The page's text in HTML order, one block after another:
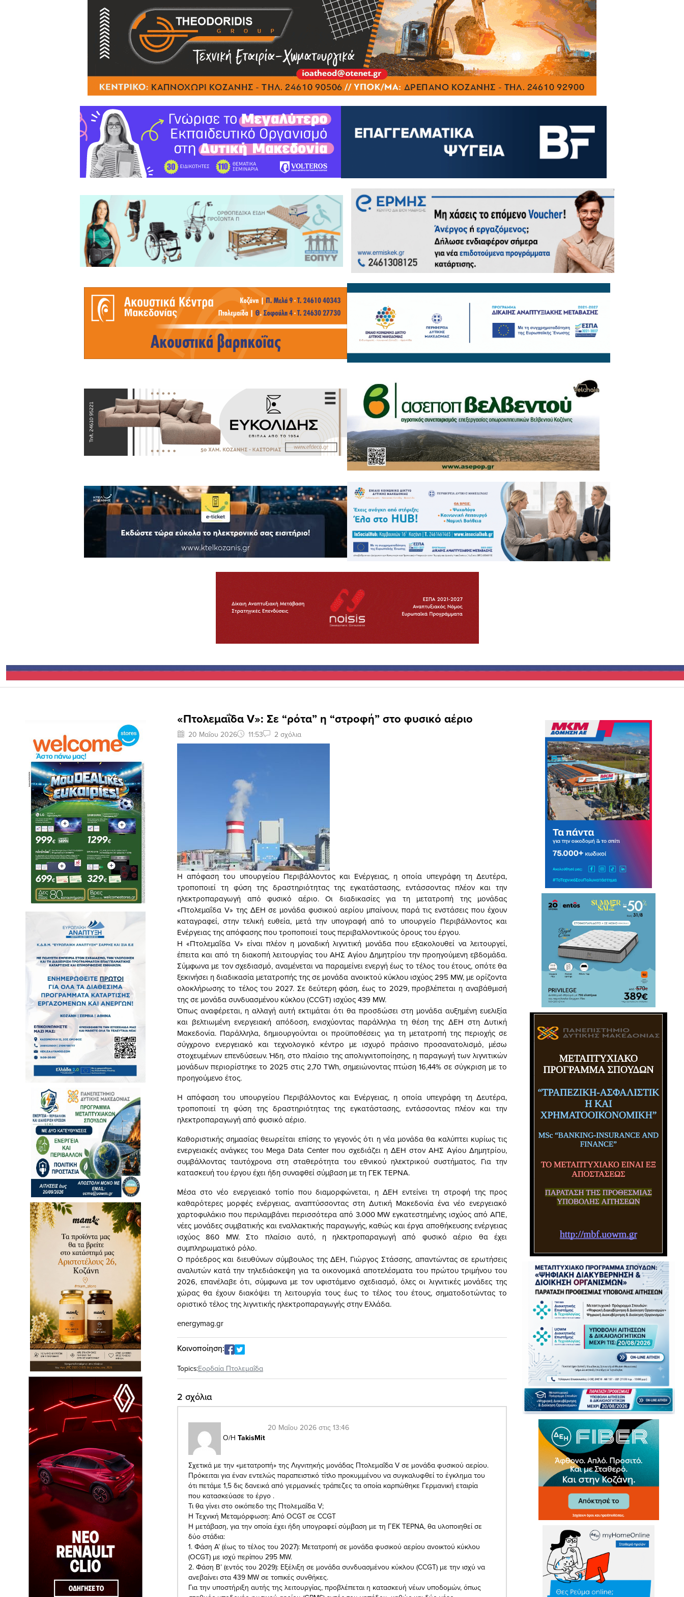
«Πτολεμαΐδα V»: Σε “ρότα” η “στροφή” στο φυσικό αέριο
20 Μαΐου 2026 11:53 2 σχόλια
Η απόφαση του υπουργείου Περιβάλλοντος και Ενέργειας, η οποία υπεγράφη τη Δευτέρα,
τροποποιεί τη φύση της δραστηριότητας της εγκατάστασης, εντάσσοντας πλέον και την
ηλεκτροπαραγωγή από φυσικό αέριο. Οι διαδικασίες για τη μετατροπή της μονάδας
«Πτολεμαΐδα V» της ΔΕΗ σε μονάδα φυσικού αερίου μπαίνουν, παρά τις ενστάσεις που έχουν
καταγραφεί, στην τελική ευθεία, μετά την υπογραφή από το υπουργείο Περιβάλλοντος και
Ενέργειας της απόφασης που τροποποιεί τους περιβαλλοντικούς όρους του έργου.
Η «Πτολεμαΐδα V» είναι πλέον η μοναδική λιγνιτική μονάδα που εξακολουθεί να λειτουργεί,
έπειτα και από τη διακοπή λειτουργίας του ΑΗΣ Αγίου Δημητρίου την προηγούμενη εβδομάδα.
Σύμφωνα με τον σχεδιασμό, αναμένεται να παραμείνει ενεργή έως το τέλος του έτους, οπότε θα
ξεκινήσει η διαδικασία μετατροπής της σε μονάδα ανοικτού κύκλου ισχύος 295 MW, με ορίζοντα
ολοκλήρωσης το τέλος του 2027. Σε δεύτερη φάση, έως το 2029, προβλέπεται η αναβάθμισή
της σε μονάδα συνδυασμένου κύκλου (CCGT) ισχύος 439 MW.
Όπως αναφέρεται, η αλλαγή αυτή εκτιμάται ότι θα προσδώσει στη μονάδα αυξημένη ευελιξία
και βελτιωμένη ενεργειακή απόδοση, ενισχύοντας παράλληλα τη θέση της ΔΕΗ στη Δυτική
Μακεδονία. Παράλληλα, δημιουργούνται οι προϋποθέσεις για τη μετατροπή της περιοχής σε
σύγχρονο ενεργειακό και τεχνολογικό κέντρο με ισχυρό πράσινο προσανατολισμό, μέσω
στοχευμένων επενδύσεων. Ήδη, στο πλαίσιο της απολιγνιτοποίησης, η παραγωγή των λιγνιτικών
μονάδων περιορίστηκε το 2025 στις 2,70 TWh, σημειώνοντας πτώση 16,44% σε σύγκριση με το
προηγούμενο έτος.
Η απόφαση του υπουργείου Περιβάλλοντος και Ενέργειας, η οποία υπεγράφη τη Δευτέρα,
τροποποιεί τη φύση της δραστηριότητας της εγκατάστασης, εντάσσοντας πλέον και την
ηλεκτροπαραγωγή από φυσικό αέριο.
Καθοριστικής σημασίας θεωρείται επίσης το γεγονός ότι η νέα μονάδα θα καλύπτει κυρίως τις
ενεργειακές ανάγκες του Mega Data Center που σχεδιάζει η ΔΕΗ στον ΑΗΣ Αγίου Δημητρίου,
συμβάλλοντας ταυτόχρονα στη σταθερότητα του εθνικού ηλεκτρικού συστήματος. Για την
κατασκευή του έργου έχει ήδη συναφθεί σύμβαση με τη ΓΕΚ ΤΕΡΝΑ.
Μέσα στο νέο ενεργειακό τοπίο που διαμορφώνεται, η ΔΕΗ εντείνει τη στροφή της προς
καθαρότερες μορφές ενέργειας, αναπτύσσοντας στη Δυτική Μακεδονία ένα νέο ενεργειακό
χαρτοφυλάκιο που περιλαμβάνει περισσότερα από 3.000 MW εγκατεστημένης ισχύος από ΑΠΕ,
νέες μονάδες συμβατικής και εναλλακτικής παραγωγής, καθώς και έργα αποθήκευσης ενέργειας
ισχύος 860 MW. Στο πλαίσιο αυτό, η ηλεκτροπαραγωγή από φυσικό αέριο θα έχει
συμπληρωματικό ρόλο.
Ο πρόεδρος και διευθύνων σύμβουλος της ΔΕΗ, Γιώργος Στάσσης, απαντώντας σε ερωτήσεις
αναλυτών κατά την τηλεδιάσκεψη για τα οικονομικά αποτελέσματα του πρώτου τριμήνου του
2026, επανέλαβε ότι, σύμφωνα με τον υφιστάμενο σχεδιασμό, όλες οι λιγνιτικές μονάδες της
χώρας θα έχουν διακόψει τη λειτουργία τους έως το τέλος του έτους, σηματοδοτώντας το
οριστικό τέλος της λιγνιτικής ηλεκτροπαραγωγής στην Ελλάδα.
energymag.gr
Κοινοποίηση:
Topics:Εορδαία Πτολεμαΐδα
2 σχόλια
Ο/Η TakisMit
20 Μαΐου 2026 στις 13:46
Σχετικά με την «μετατροπή» της Λιγνιτηκής μονάδας Πτολεμαΐδα V σε μονάδα φυσικού αερίου.
Πρόκειται για έναν εντελώς παραπειστικό τίτλο προκυμμένου να συγκαλυφθεί το έγκλημα του
ότι πετάμε 1,5 δις δανεικά από γερμανικές τράπεζες τα οποία καρπώθηκε Γερμανική εταιρία
που κατασκεύασε το έργο .
Τι θα γίνει στο οικόπεδο της Πτολεμαΐδα V;
Η Τεχνική Μεταμόρφωση: Από OCGT σε CCGT
Η μετάβαση, για την οποία έχει ήδη υπογραφεί σύμβαση με τη ΓΕΚ ΤΕΡΝΑ, θα υλοποιηθεί σε
δύο στάδια:
1. Φάση Α’ (έως το τέλος του 2027): Μετατροπή σε μονάδα φυσικού αερίου ανοικτού κύκλου
(OCGT) με ισχύ περίπου 295 MW.
2. Φάση Β’ (εντός του 2029): Εξέλιξη σε μονάδα συνδυασμένου κύκλου (CCGT) με την ισχύ να
ανεβαίνει στα 439 MW σε τοπικές συνθήκες.
Για την υποστήριξη αυτής της λειτουργίας, προβλέπεται η κατασκευή νέων υποδομών, όπως